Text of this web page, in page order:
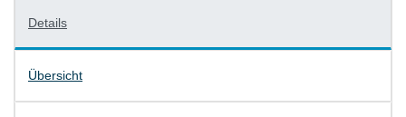
Details
Übersicht